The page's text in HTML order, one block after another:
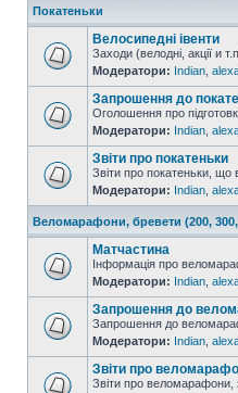
Покатеньки
Велосипедні івенти
Заходи (велодні, акції и
Модератори: Indian
Запрошення до
Оголошення про
Модератори: Indian
Звіти про покатеньки
Звіти про покатеньки, що
Модератори: Indian
Веломарафони, бревети (200, 300,
Матчастина
Інформація про
Модератори: Indian
Запрошення до
Запрошення до
Модератори: Indian
Звіти про
Звіти про веломарафони,